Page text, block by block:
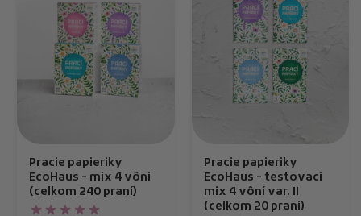
Pracie papieriky
EcoHaus - mix 4 vôní
(celkom 240 praní)
Pracie papieriky
EcoHaus - testovací
mix 4 vôní var. II
(celkom 20 praní)